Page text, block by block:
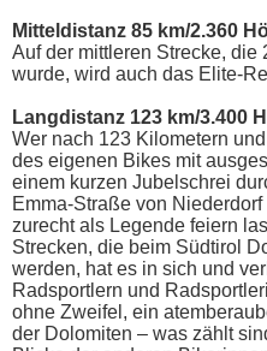
Mitteldistanz 85 km/2.360
Auf der mittleren Strecke, die
wurde, wird auch das Elite-
Langdistanz 123 km/3.400
Wer nach 123 Kilometern
des eigenen Bikes mit
einem kurzen Jubelschrei
Emma-Straße von
zurecht als Legende feiern
Strecken, die beim Südtirol
werden, hat es in sich und
Radsportlern und
ohne Zweifel, ein
der Dolomiten – was zählt